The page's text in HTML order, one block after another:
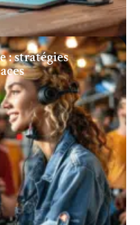
: stratégies